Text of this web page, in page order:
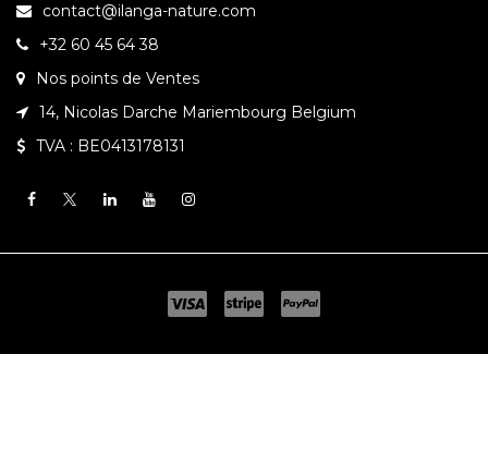
contact@ilanga-nature.com
+32 60 45 64 38
Nos points de Ventes
14, Nicolas Darche Mariembourg Belgium
TVA : BE0413178131